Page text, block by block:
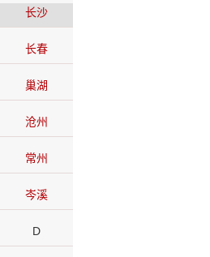
长沙
长春
巢湖
沧州
常州
岑溪
D